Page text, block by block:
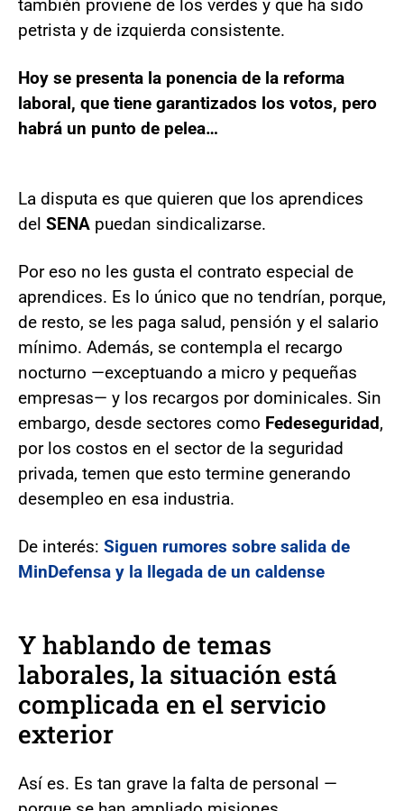
también proviene de los verdes y que ha sido
petrista y de izquierda consistente.
Hoy se presenta la ponencia de la reforma
laboral, que tiene garantizados los votos, pero
habrá un punto de pelea…
La disputa es que quieren que los aprendices
del SENA puedan sindicalizarse.
Por eso no les gusta el contrato especial de
aprendices. Es lo único que no tendrían, porque,
de resto, se les paga salud, pensión y el salario
mínimo. Además, se contempla el recargo
nocturno —exceptuando a micro y pequeñas
empresas— y los recargos por dominicales. Sin
embargo, desde sectores como Fedeseguridad,
por los costos en el sector de la seguridad
privada, temen que esto termine generando
desempleo en esa industria.
De interés: Siguen rumores sobre salida de
MinDefensa y la llegada de un caldense
Y hablando de temas
laborales, la situación está
complicada en el servicio
exterior
Así es. Es tan grave la falta de personal —